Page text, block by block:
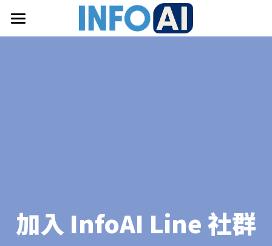
首頁
加入 InfoAI Line 社群